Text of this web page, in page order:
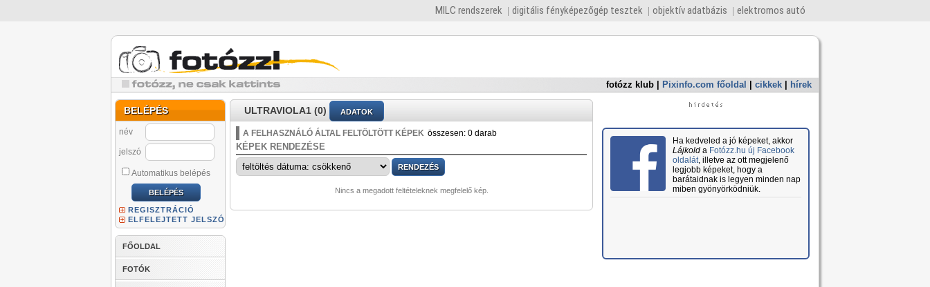
MILC rendszerek digitális fényképezőgép tesztek objektív adatbázis elektromos autó
fotózz klub Pixinfo.com főoldal cikkek hírek
BELÉPÉS
név
jelszó
Automatikus belépés
REGISZTRÁCIÓ
ELFELEJTETT JELSZÓ
FŐOLDAL
FOTÓK
ULTRAVIOLA1 (0) ADATOK
A FELHASZNÁLÓ ÁLTAL FELTÖLTÖTT KÉPEK összesen: 0 darab
KÉPEK RENDEZÉSE
Nincs a megadott feltételeknek megfelelő kép.
Ha kedveled a jó képeket, akkor
Lájkolda Fotózz.hu új Facebook
oldalát, illetve az ott megjelenő
legjobb képeket, hogy a
barátaidnak is legyen minden nap
miben gyönyörködniük.